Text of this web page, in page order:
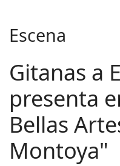
Escena
Gitanas a
presenta
Bellas
Montoya"